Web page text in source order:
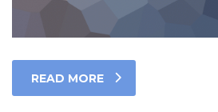
READ MORE